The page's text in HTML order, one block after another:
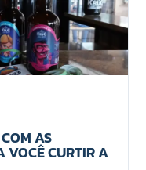
AS
VOCÊ CURTIR A